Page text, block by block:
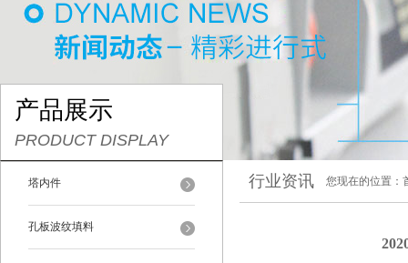
产品展示
PRODUCT DISPLAY
塔内件
孔板波纹填料
行业资讯 您现在的位置：